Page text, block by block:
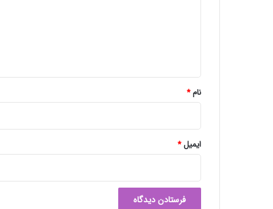
نام*
ایمیل*